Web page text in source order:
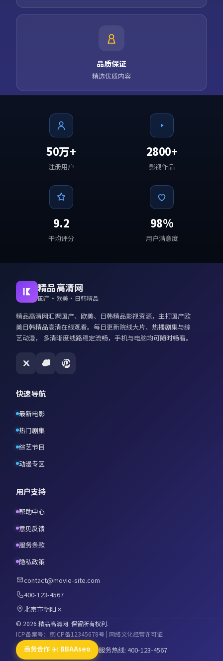
品质保证
精选优质内容
50万+
注册用户
2800+
影视作品
9.2
平均评分
98%
用户满意度
精品高清网
国产·欧美·日韩精品
精品高清网汇聚国产、欧美、日韩精品影视资源，主打国产欧
美日韩精品高清在线观看。每日更新院线大片、热播剧集与综
艺动漫， 多清晰度线路稳定流畅，手机与电脑均可随时畅看。
快速导航
最新电影
热门剧集
综艺节目
动漫专区
用户支持
帮助中心
意见反馈
服务条款
隐私政策
contact@movie-site.com
400-123-4567
北京市朝阳区
© 2026 精品高清网. 保留所有权利.
ICP备案号：京ICP备12345678号 | 网络文化经营许可证
商务合作 ✈️: BBAAseo 服务热线: 400-123-4567